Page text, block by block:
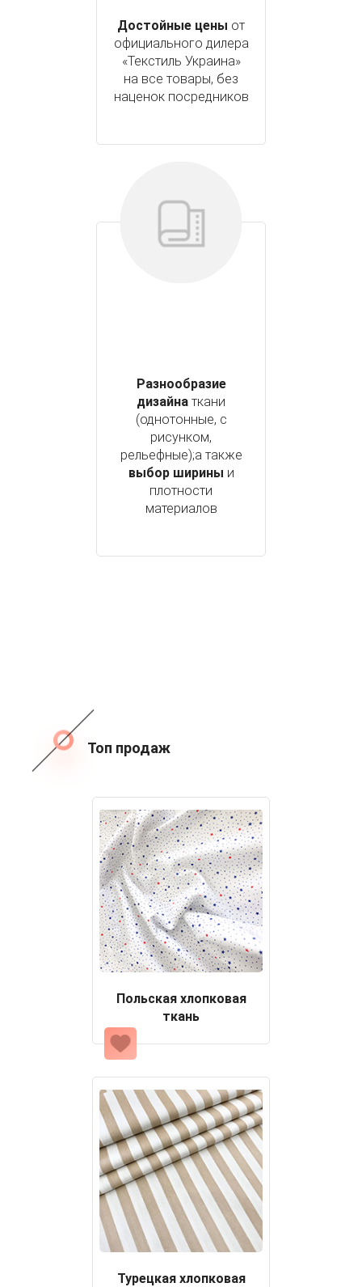
Достойные цены от
официального дилера
«Текстиль Украина»
на все товары, без
наценок посредников
Разнообразие
дизайна ткани
(однотонные, с
рисунком,
рельефные);а также
выбор ширины и
плотности
материалов
Топ продаж
Польская хлопковая
ткань
Турецкая хлопковая